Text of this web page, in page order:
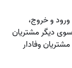
ورود و خروج،
دیگر مشتریان
وفادار